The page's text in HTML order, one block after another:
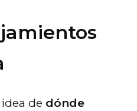
de dónde